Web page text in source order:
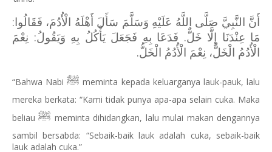
أَنَّ النَّبِيَّ صَلَّى اللَّهُ عَلَيْهِ وَسَلَّمَ سَأَلَ أَهْلَهُ الْأُدُمَ، فَقَالُوا:
مَا عِنْدَنَا إِلَّا خَلٌّ. فَدَعَا بِهِ فَجَعَلَ يَأْكُلُ بِهِ وَيَقُولُ: نِعْمَ
الْأُدُمُ الْخَلُّ، نِعْمَ الْأُدُمُ الْخَلُّ.
“Bahwa Nabiﷺ meminta kepada keluarganya lauk-pauk, lalu
mereka berkata: “Kami tidak punya apa-apa selain cuka. Maka
beliauﷺ meminta dihidangkan, lalu mulai makan dengannya
sambil bersabda: “Sebaik-baik lauk adalah cuka, sebaik-baik
lauk adalah cuka.”